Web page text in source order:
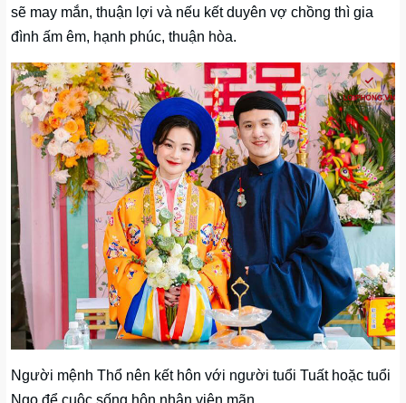
sẽ may mắn, thuận lợi và nếu kết duyên vợ chồng thì gia
đình ấm êm, hạnh phúc, thuận hòa.
Người mệnh Thổ nên kết hôn với người tuổi Tuất hoặc tuổi